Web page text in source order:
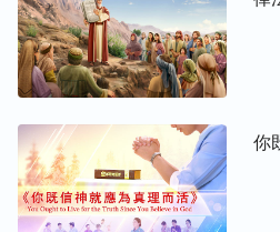
普通的人，极其平凡的人；不
性，相同的是都从人生，不同
但直接来源于灵；相同的是
的工作，不同的是救赎与征服
神，一个是满了慈爱怜悯的救
怒、审判的公义的神；一个是
帅，一个是成全征服工作的公
你